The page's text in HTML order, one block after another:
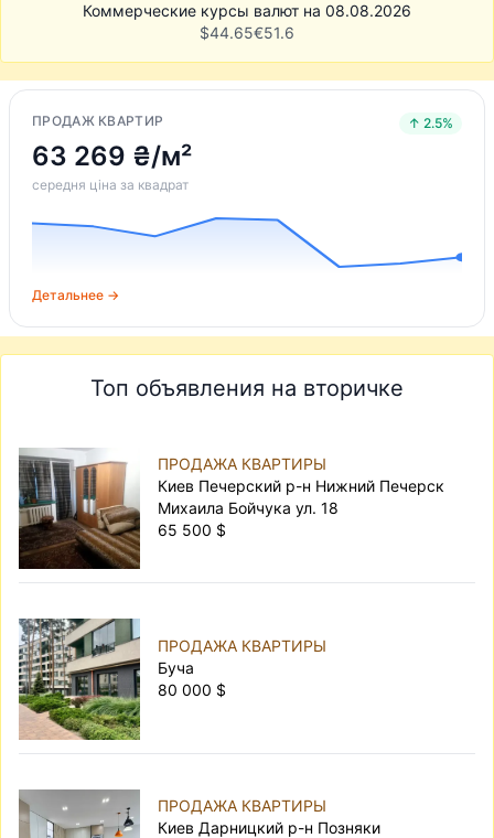
Коммерческие курсы валют на 08.08.2026
$44.65€51.6
ПРОДАЖ КВАРТИР ↑ 2.5%
63 269 ₴/м²
середня ціна за квадрат
Детальнее →
Топ объявления на вторичке
ПРОДАЖА КВАРТИРЫ
Киев Печерский р-н Нижний Печерск
Михаила Бойчука ул. 18
65 500 $
ПРОДАЖА КВАРТИРЫ
Буча
80 000 $
ПРОДАЖА КВАРТИРЫ
Киев Дарницкий р-н Позняки